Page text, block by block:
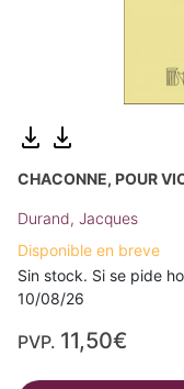
CHACONNE, POUR
Durand, Jacques
Disponible en breve
Sin stock. Si se pide
10/08/26
PVP. 11,50€